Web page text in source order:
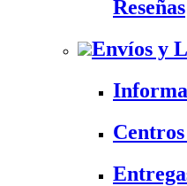
Reseñas
Envíos y